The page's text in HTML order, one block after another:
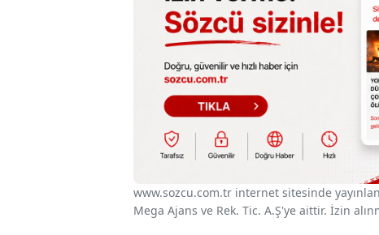
www.sozcu.com.tr internet sitesinde
Mega Ajans ve Rek. Tic. A.Ş'ye aittir. İzin